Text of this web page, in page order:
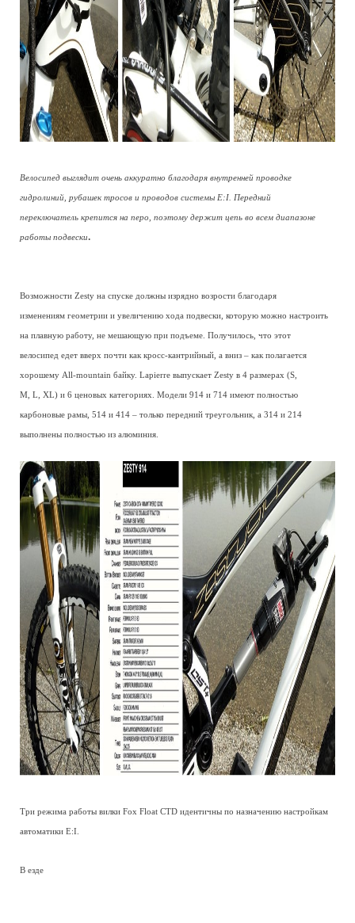
Велосипед выглядит очень аккуратно благодаря внутренней проводке
гидролиний, рубашек тросов и проводов системы E:I. Передний
переключатель крепится на перо, поэтому держит цепь во всем диапазоне
работы подвески.
Возможности Zesty на спуске должны изрядно возрости благодаря
изменениям геометрии и увеличению хода подвески, которую можно настроить
на плавную работу, не мешающую при подъеме. Получилось, что этот
велосипед едет вверх почти как кросс-кантрийный, а вниз – как полагается
хорошему All-mountain байку. Lapierre выпускает Zesty в 4 размерах (S,
M, L, XL) и 6 ценовых категориях. Модели 914 и 714 имеют полностью
карбоновые рамы, 514 и 414 – только передний треугольник, а 314 и 214
выполнены полностью из алюминия.
Три режима работы вилки Fox Float CTD идентичны по назначению настройкам
автоматики E:I.
В езде